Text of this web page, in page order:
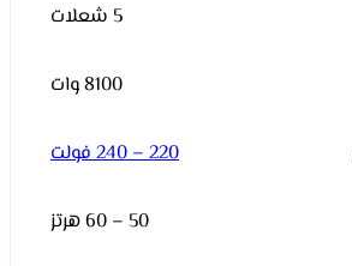
5 شعلات
8100 وات
220 – 240 فولت
50 – 60 هرتز